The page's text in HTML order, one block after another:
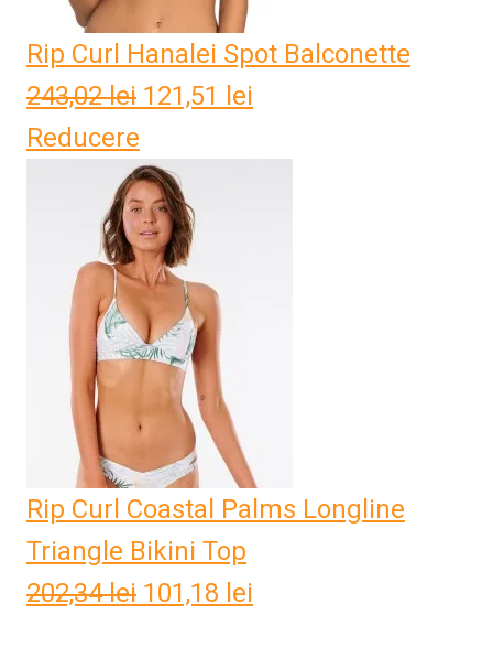
Rip Curl Hanalei Spot Balconette
243,02lei Prețul
a
fost:
243,02 lei.
121,51 lei
Reducere
Rip Curl Coastal Palms Longline
Triangle Bikini Top
202,34lei Prețul
101,18 lei